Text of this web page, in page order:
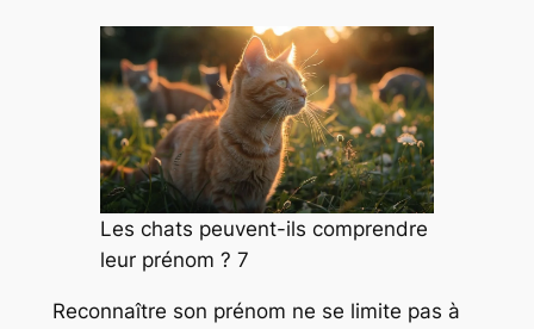
Les chats peuvent-ils comprendre
leur prénom ? 7
Reconnaître son prénom ne se limite pas à